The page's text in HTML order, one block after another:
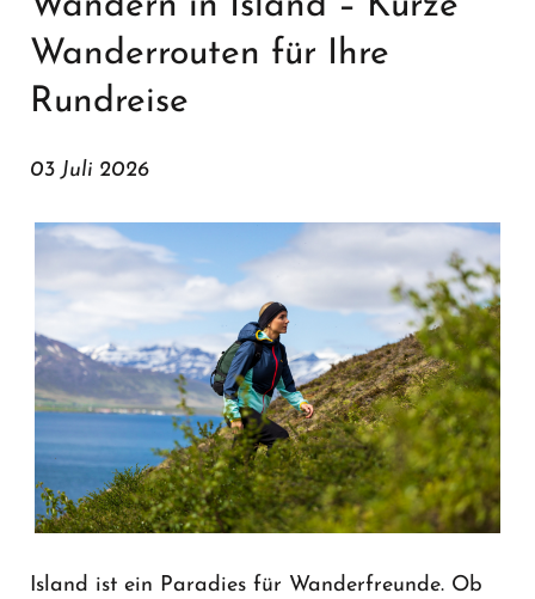
Wanderrouten für Ihre
Rundreise
03 Juli 2026
Island ist ein Paradies für Wanderfreunde. Ob